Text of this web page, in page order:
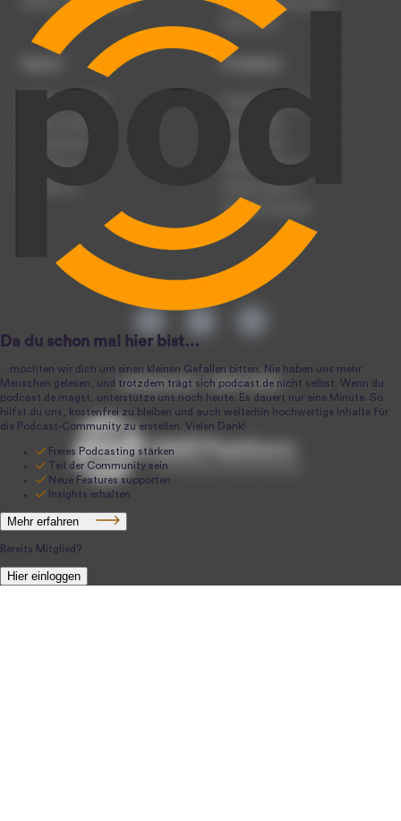
Werben auf podcast.de
Nutzungsbedingungen
Datenschutz
Podcast anmelden
Podcast hochladen
Podcast-Events
Registrierung
Anmeldung
Produkte
Podcast-Beratung
Podcast-Jobs
Podcast-Push
Podcast-Werbung
Podcast-Agentur
Podcast-Produktion
podcast.de ~ 2004-2026